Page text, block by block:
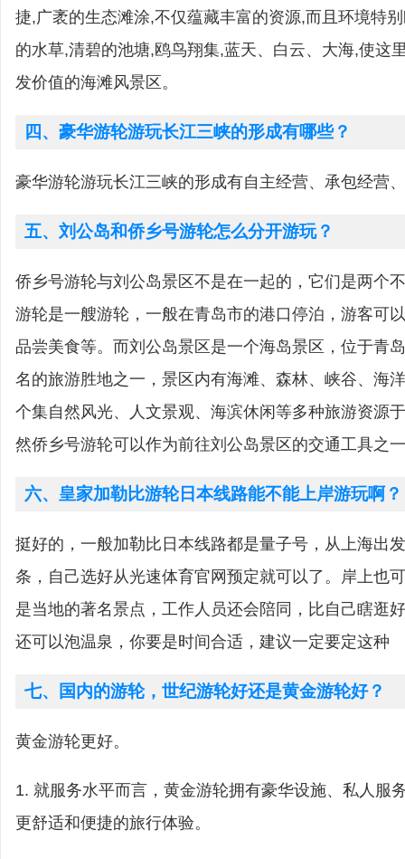
捷,广袤的生态滩涂,不仅蕴藏丰富的资源,而且环境特
的水草,清碧的池塘,鸥鸟翔集,蓝天、白云、大海,使这
发价值的海滩风景区。
四、豪华游轮游玩长江三峡的形成有哪些？
豪华游轮游玩长江三峡的形成有自主经营、承包经营
五、刘公岛和侨乡号游轮怎么分开游玩？
侨乡号游轮与刘公岛景区不是在一起的，它们是两个
游轮是一艘游轮，一般在青岛市的港口停泊，游客可
品尝美食等。而刘公岛景区是一个海岛景区，位于青
名的旅游胜地之一，景区内有海滩、森林、峡谷、海
个集自然风光、人文景观、海滨休闲等多种旅游资源
然侨乡号游轮可以作为前往刘公岛景区的交通工具之
六、皇家加勒比游轮日本线路能不能上岸游玩啊？
挺好的，一般加勒比日本线路都是量子号，从上海出
条，自己选好从光速体育官网预定就可以了。岸上也
是当地的著名景点，工作人员还会陪同，比自己瞎逛
还可以泡温泉，你要是时间合适，建议一定要定这种
七、国内的游轮，世纪游轮好还是黄金游轮好？
黄金游轮更好。
1. 就服务水平而言，黄金游轮拥有豪华设施、私人服
更舒适和便捷的旅行体验。